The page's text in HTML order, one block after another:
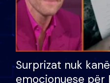
Surprizat nuk
emocionuese për